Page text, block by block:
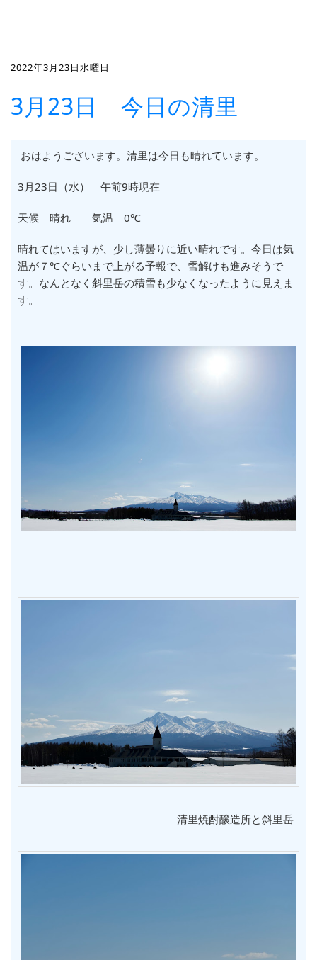
2022年3月23日水曜日
3月23日 今日の清里
おはようございます。清里は今日も晴れています。
3月23日（水） 午前9時現在
天候 晴れ 気温 0℃
晴れてはいますが、少し薄曇りに近い晴れです。今日は気
温が７℃ぐらいまで上がる予報で、雪解けも進みそうで
す。なんとなく斜里岳の積雪も少なくなったように見えま
す。
清里焼酎醸造所と斜里岳